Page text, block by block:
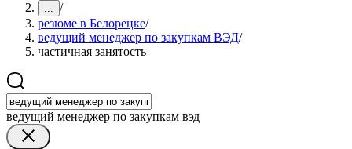
... /
резюме в Белорецке/
ведущий менеджер по закупкам ВЭД/
частичная занятость
ведущий менеджер по закупкам вэд